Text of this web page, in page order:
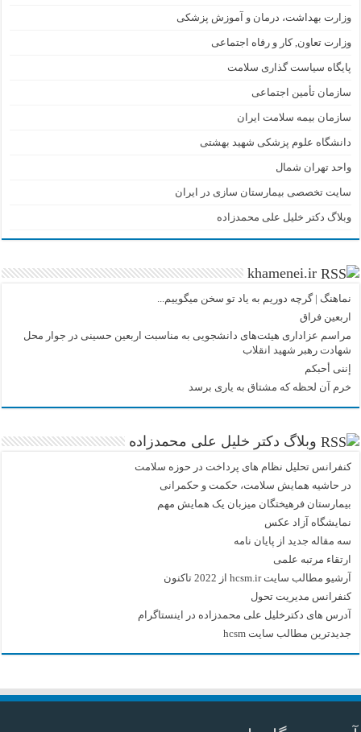
وزارت بهداشت، درمان و آموزش پزشکی
وزارت تعاون, کار و رفاه اجتماعی
پایگاه سیاست گذاری سلامت
سازمان تأمین اجتماعی
سازمان بیمه سلامت ایران
دانشگاه علوم پزشکی شهید بهشتی
واحد تهران شمال
سایت تخصصی بیمارستان سازی در ایران
وبلاگ دکتر خلیل علی محمدزاده
khamenei.ir
نماهنگ |‌ گرچه دوریم به یاد تو سخن میگوییم...
اربعین فراق
مراسم عزاداری هیئت‌های دانشجویی به مناسبت اربعین حسینی در جوار محل
شهادت رهبر شهید انقلاب
إننی أحبکم
خرم آن لحظه که مشتاق به یاری برسد
وبلاگ دکتر خلیل علی محمدزاده
کنفرانس تحلیل نظام های پرداخت در حوزه سلامت
در حاشیه همایش سلامت، حکمت و حکمرانی
بیمارستان فرهیختگان میزبان یک همایش مهم
نمایشگاه آزاد عکس
سه مقاله جدید از پایان نامه
ارتقاء مرتبه علمی
آرشیو مطالب سایت hcsm.ir از 2022 تاکنون
کنفرانس مدیریت تحول
آدرس های دکترخلیل علی محمدزاده در اینستاگرام
جدیدترین مطالب سایت hcsm